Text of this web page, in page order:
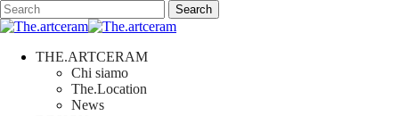
Skip
to
content
Search
Close
search
Menu
THE.ARTCERAM
Chi siamo
The.Location
News